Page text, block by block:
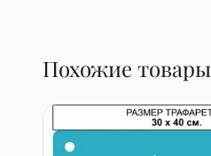
Похожие товары